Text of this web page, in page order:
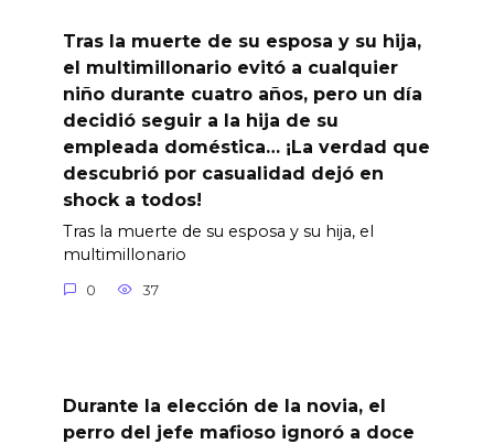
Tras la muerte de su esposa y su hija,
el multimillonario evitó a cualquier
niño durante cuatro años, pero un día
decidió seguir a la hija de su
empleada doméstica… ¡La verdad que
descubrió por casualidad dejó en
shock a todos!
Tras la muerte de su esposa y su hija, el
multimillonario
0 37
Durante la elección de la novia, el
perro del jefe mafioso ignoró a doce